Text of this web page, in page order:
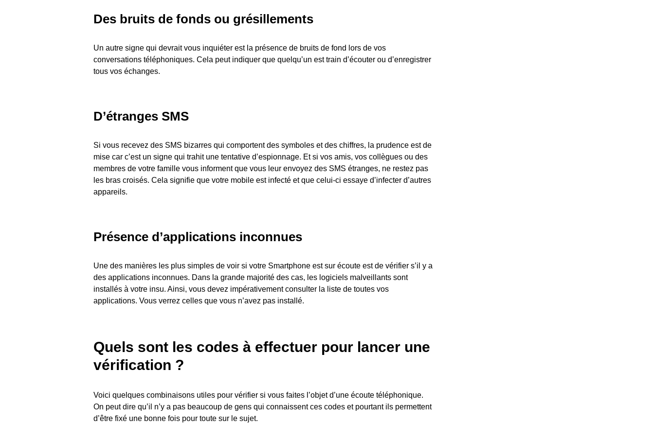
Des bruits de fonds ou grésillements
Un autre signe qui devrait vous inquiéter est la présence de bruits de fond lors de vos
conversations téléphoniques. Cela peut indiquer que quelqu’un est train d’écouter ou d’enregistrer
tous vos échanges.
D’étranges SMS
Si vous recevez des SMS bizarres qui comportent des symboles et des chiffres, la prudence est de
mise car c’est un signe qui trahit une tentative d’espionnage. Et si vos amis, vos collègues ou des
membres de votre famille vous informent que vous leur envoyez des SMS étranges, ne restez pas
les bras croisés. Cela signifie que votre mobile est infecté et que celui-ci essaye d’infecter d’autres
appareils.
Présence d’applications inconnues
Une des manières les plus simples de voir si votre Smartphone est sur écoute est de vérifier s’il y a
des applications inconnues. Dans la grande majorité des cas, les logiciels malveillants sont
installés à votre insu. Ainsi, vous devez impérativement consulter la liste de toutes vos
applications. Vous verrez celles que vous n’avez pas installé.
Quels sont les codes à effectuer pour lancer une
vérification ?
Voici quelques combinaisons utiles pour vérifier si vous faites l’objet d’une écoute téléphonique.
On peut dire qu’il n’y a pas beaucoup de gens qui connaissent ces codes et pourtant ils permettent
d’être fixé une bonne fois pour toute sur le sujet.